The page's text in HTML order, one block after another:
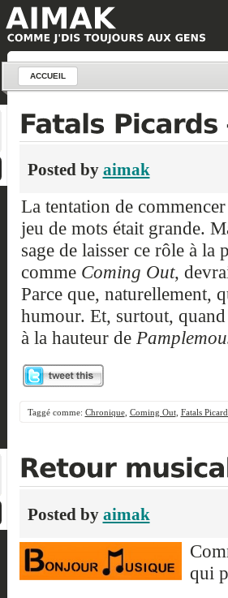
ACCUEIL
Posted by aimak
La tentation de
jeu de mots était grande.
sage de laisser ce rôle à la
comme Coming Out,
Parce que, naturellement,
humour. Et, surtout,
à la hauteur de
Taggé comme: Chronique, Coming Out, Fatals
Posted by aimak
qui